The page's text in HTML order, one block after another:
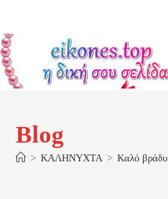
content
Blog
> ΚΑΛΗΝΥΧΤΑ > Καλό βράδυ